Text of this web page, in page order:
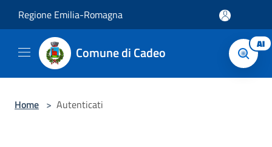
Regione Emilia-Romagna
Comune di Cadeo AI
Home > Autenticati